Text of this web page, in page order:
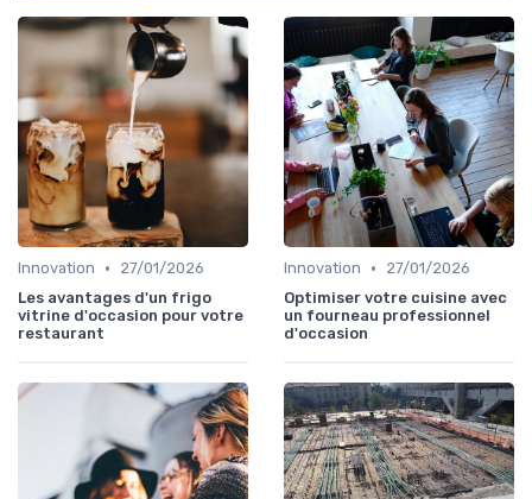
Innovation •
27/01/2026
Les avantages d'un frigo
vitrine d'occasion pour votre
restaurant
Innovation •
27/01/2026
Optimiser votre cuisine avec
un fourneau professionnel
d'occasion